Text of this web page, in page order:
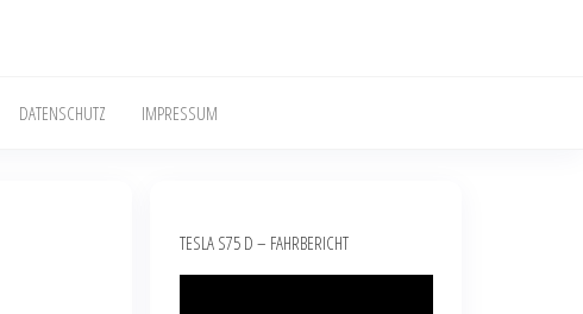
DATENSCHUTZ IMPRESSUM
TESLA S75 D – FAHRBERICHT